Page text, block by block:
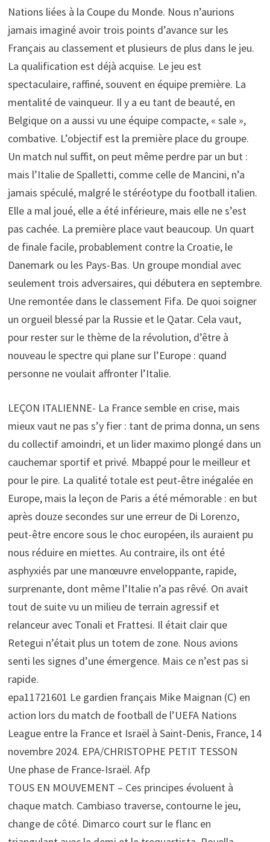
Nations liées à la Coupe du Monde. Nous n’aurions
jamais imaginé avoir trois points d’avance sur les
Français au classement et plusieurs de plus dans le jeu.
La qualification est déjà acquise. Le jeu est
spectaculaire, raffiné, souvent en équipe première. La
mentalité de vainqueur. Il y a eu tant de beauté, en
Belgique on a aussi vu une équipe compacte, « sale »,
combative. L’objectif est la première place du groupe.
Un match nul suffit, on peut même perdre par un but :
mais l’Italie de Spalletti, comme celle de Mancini, n’a
jamais spéculé, malgré le stéréotype du football italien.
Elle a mal joué, elle a été inférieure, mais elle ne s’est
pas cachée. La première place vaut beaucoup. Un quart
de finale facile, probablement contre la Croatie, le
Danemark ou les Pays-Bas. Un groupe mondial avec
seulement trois adversaires, qui débutera en septembre.
Une remontée dans le classement Fifa. De quoi soigner
un orgueil blessé par la Russie et le Qatar. Cela vaut,
pour rester sur le thème de la révolution, d’être à
nouveau le spectre qui plane sur l’Europe : quand
personne ne voulait affronter l’Italie.
LEÇON ITALIENNE- La France semble en crise, mais
mieux vaut ne pas s’y fier : tant de prima donna, un sens
du collectif amoindri, et un lider maximo plongé dans un
cauchemar sportif et privé. Mbappé pour le meilleur et
pour le pire. La qualité totale est peut-être inégalée en
Europe, mais la leçon de Paris a été mémorable : en but
après douze secondes sur une erreur de Di Lorenzo,
peut-être encore sous le choc européen, ils auraient pu
nous réduire en miettes. Au contraire, ils ont été
asphyxiés par une manœuvre enveloppante, rapide,
surprenante, dont même l’Italie n’a pas rêvé. On avait
tout de suite vu un milieu de terrain agressif et
relanceur avec Tonali et Frattesi. Il était clair que
Retegui n’était plus un totem de zone. Nous avions
senti les signes d’une émergence. Mais ce n’est pas si
rapide.
epa11721601 Le gardien français Mike Maignan (C) en
action lors du match de football de l’UEFA Nations
League entre la France et Israël à Saint-Denis, France, 14
novembre 2024. EPA/CHRISTOPHE PETIT TESSON
Une phase de France-Israël. Afp
TOUS EN MOUVEMENT – Ces principes évoluent à
chaque match. Cambiaso traverse, contourne le jeu,
change de côté. Dimarco court sur le flanc en